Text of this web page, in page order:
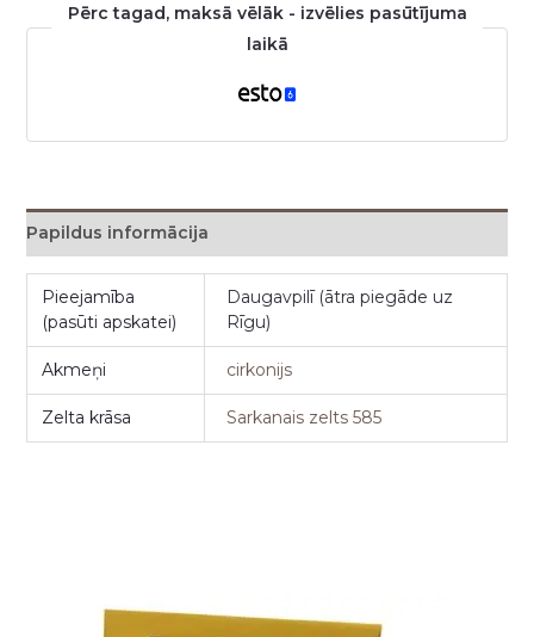
Pērc tagad, maksā vēlāk - izvēlies pasūtījuma
laikā
Papildus informācija
Pieejamība
(pasūti apskatei)
Daugavpilī (ātra piegāde uz
Rīgu)
Akmeņi cirkonijs
Zelta krāsa Sarkanais zelts 585